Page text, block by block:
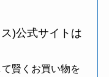
)公式サイトは
賢くお買い物を